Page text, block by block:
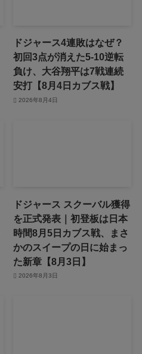
ドジャース4連敗はなぜ？
初回3点が消えた5-10逆転
負け、大谷翔平は7戦連続
安打【8月4日カブス戦】
2026年8月4日
ドジャース スクーバル獲得
を正式発表｜初登板は日本
時間8月5日カブス戦、まさ
かのスイープの日に始まっ
た新章【8月3日】
2026年8月3日